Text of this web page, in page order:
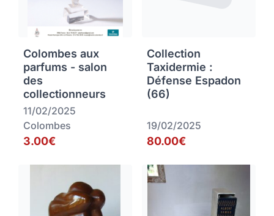
Colombes aux
parfums - salon
des
collectionneurs
11/02/2025
Colombes
3.00€
Collection
Taxidermie :
Défense Espadon
(66)
19/02/2025
80.00€